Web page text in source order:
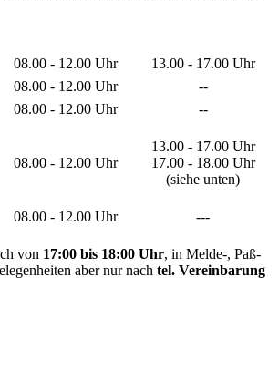
08.00 - 12.00 Uhr
13.00 - 17.00 Uhr
08.00 - 12.00 Uhr
--
08.00 - 12.00 Uhr --
08.00 - 12.00 Uhr
13.00 - 17.00 Uhr
17.00 - 18.00 Uhr
(siehe unten)
08.00 - 12.00 Uhr ---
von 17:00 bis 18:00 Uhr, in Melde-, Paß-
aber nur nach tel. Vereinbarung